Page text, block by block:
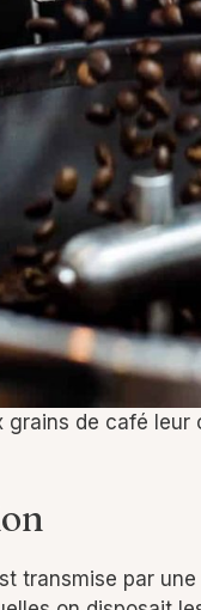
grains de café
transmise par